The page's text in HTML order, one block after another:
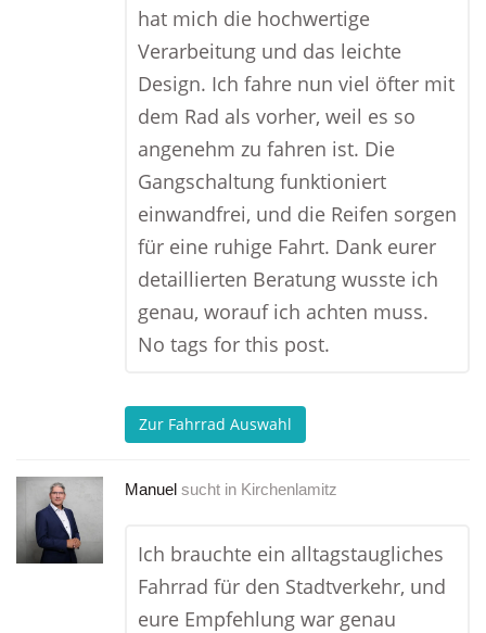
hat mich die hochwertige
Verarbeitung und das leichte
Design. Ich fahre nun viel öfter mit
dem Rad als vorher, weil es so
angenehm zu fahren ist. Die
Gangschaltung funktioniert
einwandfrei, und die Reifen sorgen
für eine ruhige Fahrt. Dank eurer
detaillierten Beratung wusste ich
genau, worauf ich achten muss.
No tags for this post.
Zur Fahrrad Auswahl
Manuel sucht in Kirchenlamitz
Ich brauchte ein alltagstaugliches
Fahrrad für den Stadtverkehr, und
eure Empfehlung war genau